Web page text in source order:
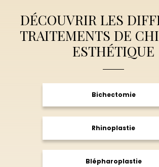
DÉCOUVRIR LES
TRAITEMENTS DE
ESTHÉTIQUE
Bichectomie
Rhinoplastie
Blépharoplastie